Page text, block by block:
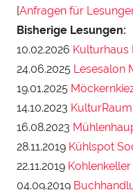
[Anfragen für
Bisherige Lesungen:
10.02.2026 Kulturhaus
24.06.2025 Lesesalon
19.01.2025
14.10.2023
16.08.2023
28.11.2019 Kühlspot
22.11.2019
04.09.2019